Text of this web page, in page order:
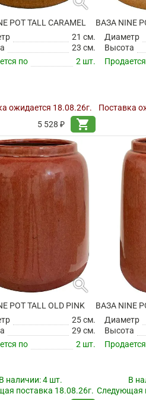
POT TALL CARAMEL
21 см.
23 см.
по
2 шт.
ожидается 18.08.26г.
5 528 ₽
shopping_cart
ВАЗА NINE
Диаметр
Высота
Поставка
search
POT TALL OLD PINK
25 см.
29 см.
по
2 шт.
наличии:4 шт.
поставка 18.08.26г.
ВАЗА NINE
Диаметр
Высота
В
Следующая